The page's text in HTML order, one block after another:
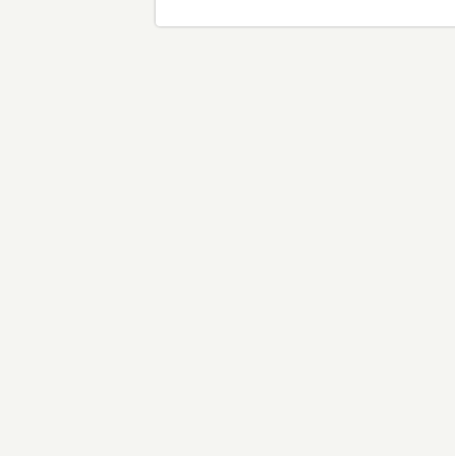
おすすめできる交通事故弁護士とは？
通院6ヶ月の慰謝料を増額するには
骨折後の後遺障害の慰謝料相場